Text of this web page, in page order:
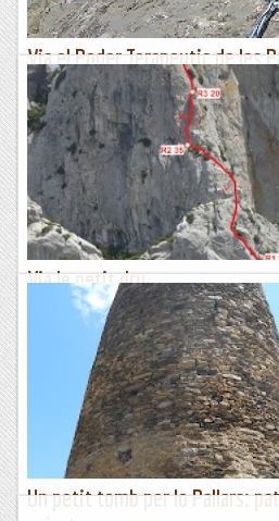
Via el Poder Terapeutic de les
TOSELL PETIT al Puigsacalm
Aquesta setmana trobo un forat i pujo a fer
ens ha deixat l'Ivan Ruiz.Via molt maca,
un entorn de pelicula al que feia molt de
Les altres vies...
Via le petit dru
DIMECRES, 26 DE JUNYAquesta setmana
onada de calor i caldrà filar prim per no
darrera setmana vàrem quedar de pujar fins
nosaltres...
Un petit tomb per lo Pallars: